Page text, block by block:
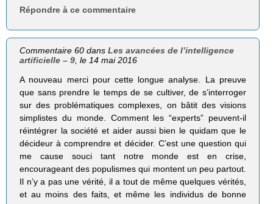
Répondre à ce commentaire
Commentaire 60 dansLes avancées de l’intelligence
artificielle – 9 , le 14 mai 2016
A nouveau merci pour cette longue analyse. La preuve
que sans prendre le temps de se cultiver, de s’interroger
sur des problématiques complexes, on bâtit des visions
simplistes du monde. Comment les “experts” peuvent-il
réintégrer la société et aider aussi bien le quidam que le
décideur à comprendre et décider. C’est une question qui
me cause souci tant notre monde est en crise,
encourageant des populismes qui montent un peu partout.
Il n’y a pas une vérité, il a tout de même quelques vérités,
et au moins des faits, et même les individus de bonne